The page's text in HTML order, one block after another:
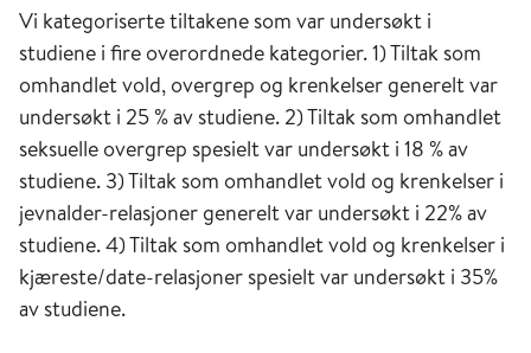
Vi kategoriserte tiltakene som var undersøkt i
studiene i fire overordnede kategorier. 1) Tiltak som
omhandlet vold, overgrep og krenkelser generelt var
undersøkt i 25 % av studiene. 2) Tiltak som omhandlet
seksuelle overgrep spesielt var undersøkt i 18 % av
studiene. 3) Tiltak som omhandlet vold og krenkelser i
jevnalder-relasjoner generelt var undersøkt i 22% av
studiene. 4) Tiltak som omhandlet vold og krenkelser i
kjæreste/date-relasjoner spesielt var undersøkt i 35%
av studiene.